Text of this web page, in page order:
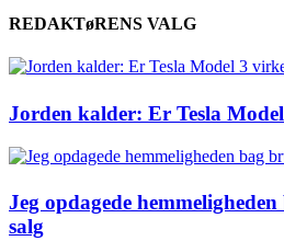
REDAKTøRENS VALG
Jorden kalder: Er Tesla
Jeg opdagede
salg